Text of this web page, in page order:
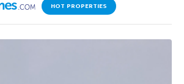
HOT PROPERTIES